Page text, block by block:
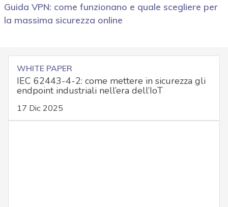
Guida VPN: come funzionano e quale scegliere per
la massima sicurezza online
WHITE PAPER
IEC 62443-4-2: come mettere in sicurezza gli
endpoint industriali nell’era dell’IoT
17 Dic 2025